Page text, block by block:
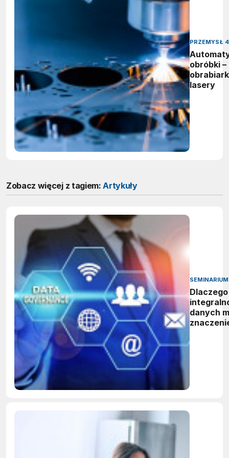
PRZEMYSŁ
obróbki –
lasery
Zobacz więcej z tagiem:Artykuły
SEMINARIUM
Dlaczego
danych